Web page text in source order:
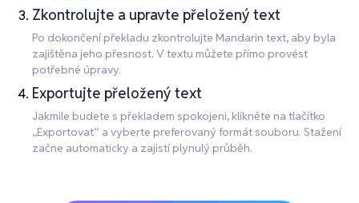
Zkontrolujte a upravte přeložený text
Po dokončení překladu zkontrolujte Mandarin text, aby byla
zajištěna jeho přesnost. V textu můžete přímo provést
potřebné úpravy.
Exportujte přeložený text
Jakmile budete s překladem spokojeni, klikněte na tlačítko
„Exportovat“ a vyberte preferovaný formát souboru. Stažení
začne automaticky a zajistí plynulý průběh.